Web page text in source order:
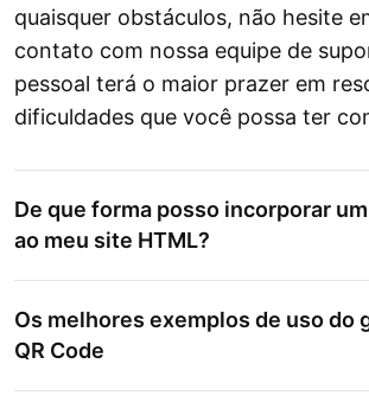
quaisquer obstáculos, não hesite
contato com nossa equipe de
pessoal terá o maior prazer em
dificuldades que você possa ter
De que forma posso incorporar um
ao meu site HTML?
Os melhores exemplos de uso do
QR Code